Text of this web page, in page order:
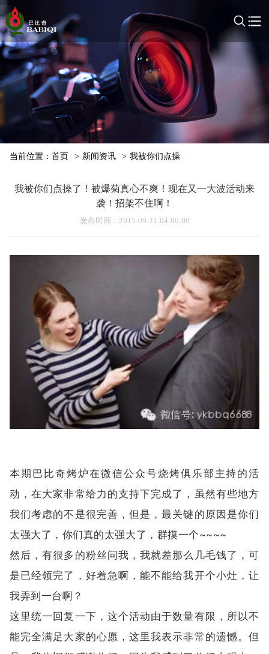
当前位置： 首页 > 新闻资讯 > 我被你们点操了！被爆菊真心不爽！
我被你们点操了！被爆菊真心不爽！现在又一大波活动来
袭！招架不住啊！
发布时间 ：2015-09-21 04:00:00
本期巴比奇烤炉在微信公众号烧烤俱乐部主持的活
动，在大家非常给力的支持下完成了，虽然有些地方
我们考虑的不是很完善，但是，最关键的原因是你们
太强大了，你们真的太强大了，群摸一个~~~~
然后，有很多的粉丝问我，我就差那么几毛钱了，可
是已经领完了，好着急啊，能不能给我开个小灶，让
我弄到一台啊？
这里统一回复一下，这个活动由于数量有限，所以不
能完全满足大家的心愿，这里我表示非常的遗憾。但